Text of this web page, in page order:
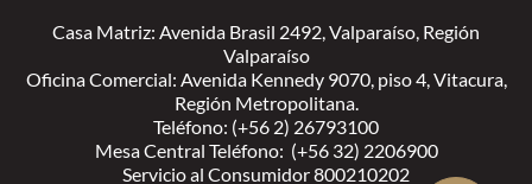
Casa Matriz: Avenida Brasil 2492, Valparaíso, Región
Valparaíso
Oficina Comercial: Avenida Kennedy 9070, piso 4, Vitacura,
Región Metropolitana.
Teléfono: (+56 2) 26793100
Mesa Central Teléfono: (+56 32) 2206900
Servicio al Consumidor 800210202